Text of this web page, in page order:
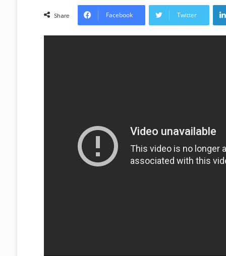
Share Facebook Twitter